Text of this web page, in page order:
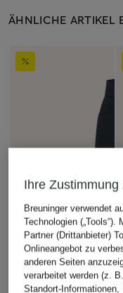
ÄHNLICHE ARTIKEL
Ihre Zustimmung
Breuninger verwendet
Technologien
Partner (Drittanbieter)
Onlineangebot zu
anderen Seiten
verarbeitet werden (z.
Standort-